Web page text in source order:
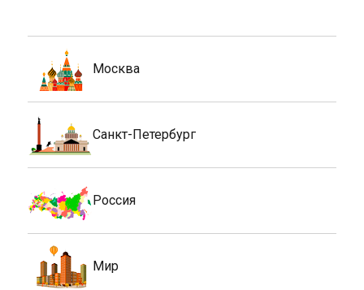
Москва
Санкт-Петербург
Россия
Мир